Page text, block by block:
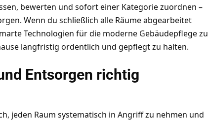
bewerten und sofort einer Kategorie zuordnen –
Wenn du schließlich alle Räume abgearbeitet
Technologien für die moderne Gebäudepflegezu
langfristig ordentlich und gepflegt zu halten.
Entsorgen richtig
jeden Raum systematisch in Angriff zu nehmen und